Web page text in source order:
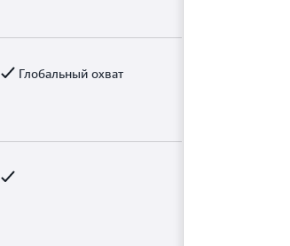
Глобальный охват